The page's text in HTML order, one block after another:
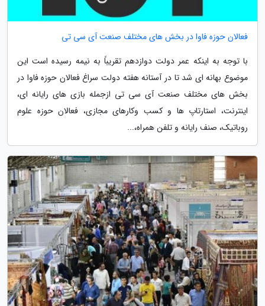
فعالان حوزه فاوا در بخش های مختلف صنعت آی سی تی
با توجه به اینکه عمر دولت دوازدهم تقریباً به نیمه رسیده است این
موضوع بهانه ای شد تا در آستانه هفته دولت سراغ فعالان حوزه فاوا در
بخش های مختلف صنعت آی سی تی ازجمله بازی های رایانه ای،
اینترنت، استارتاپ ها و کسب وکارهای مجازی، فعالان حوزه علوم
روباتیک، صنف رایانه و تلفن همراه،...